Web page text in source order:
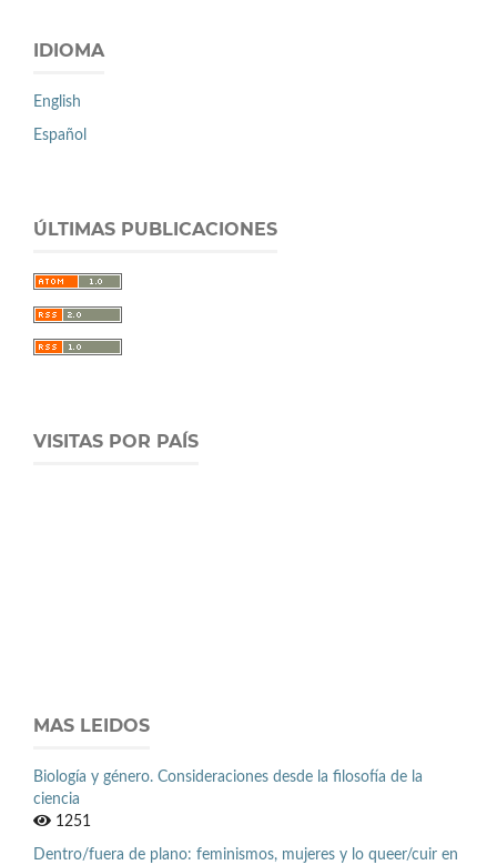
IDIOMA
English
Español
ÚLTIMAS PUBLICACIONES
VISITAS POR PAÍS
MAS LEIDOS
Biología y género. Consideraciones desde la filosofía de la
ciencia
1251
Dentro/fuera de plano: feminismos, mujeres y lo queer/cuir en